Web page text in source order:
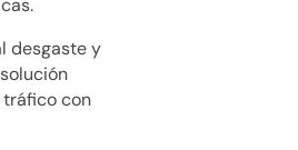
desgaste y
con